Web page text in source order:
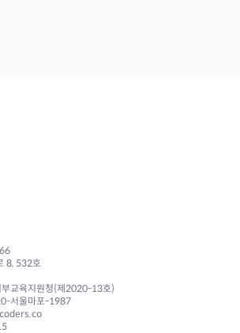
8, 532호
교육지원청(제2020-13호)
서울마포-1987